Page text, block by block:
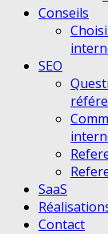
Conseils
SEO
SaaS
Contact